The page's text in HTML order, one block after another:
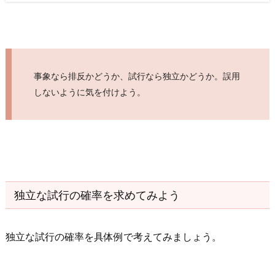
も
確
率
求
事象なら排反かどうか、試行なら独立かどうか。誤用
しないように気を付けよう。
独立な試行の確率を求めてみよう
独立な試行の確率を具体例で考えてみましょう。